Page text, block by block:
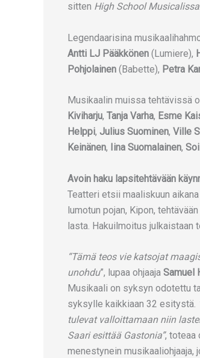
sitten High School Musicalissa
Legendaarisina
Antti LJ Pääkkönen (Lumiere),
Pohjolainen (Babette), Petra
Musikaalin muissa tehtävissä
Kiviharju, Tanja Varha, Esme
Helppi, Julius Suominen, Ville
Keinänen, Iina Suomalainen,
Avoin haku lapsitehtävään
Teatteri etsii maaliskuun
lumotun pojan, Kipon,
lasta. Hakuilmoitus julkaistaan
“Tämä teos vie katsojat
unohdu”, lupaa ohjaaja Samuel
Musikaali on syksyn odotettu
syksylle kaikkiaan 32 esitystä.
tulevat valloittamaan niin
Saari esittää Gastonia”, toteaa
menestynein musikaaliohjaaja,